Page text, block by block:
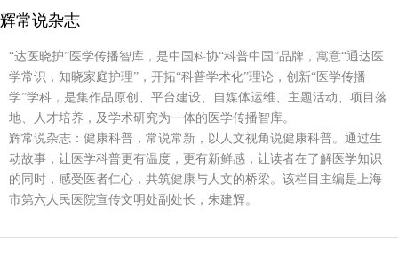
辉常说杂志
“达医晓护”医学传播智库，是中国科协“科普中国”品牌，寓意“通达医
学常识，知晓家庭护理”，开拓“科普学术化”理论，创新“医学传播
学”学科，是集作品原创、平台建设、自媒体运维、主题活动、项目落
地、人才培养，及学术研究为一体的医学传播智库。
辉常说杂志：健康科普，常说常新，以人文视角说健康科普。通过生
动故事，让医学科普更有温度，更有新鲜感，让读者在了解医学知识
的同时，感受医者仁心，共筑健康与人文的桥梁。该栏目主编是上海
市第六人民医院宣传文明处副处长，朱建辉。